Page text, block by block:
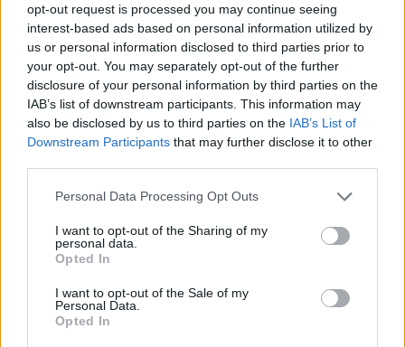
opt-out request is processed you may continue seeing
interest-based ads based on personal information utilized by
us or personal information disclosed to third parties prior to
your opt-out. You may separately opt-out of the further
disclosure of your personal information by third parties on the
IAB’s list of downstream participants. This information may
also be disclosed by us to third parties on the IAB’s List of
Downstream Participants that may further disclose it to other
Personal Data Processing Opt Outs
I want to opt-out of the Sharing of my
personal data.
Opted In
I want to opt-out of the Sale of my
Personal Data.
Opted In
στο Κίεβο για να στηρίξουν την Ουκρανία, όταν
κάποιοι εθνικοί ηγέτες τους αρνούνταν να το κάνουν.
Μέλος του συμφώνου θα μπορούσε να ήταν και η
Κωνσταντινούπολη, της οποίας ο δήμαρχος Εκρέμ
Ιμάμογλου,απείλησε τόσο τον Ερντογάν που
τελικά φυλακίστηκε.Το Σύμφωνο πλέον
περιλαμβάνει 32 ευρωπαϊκές πόλεις, με στόχο την
προστασία της δημοκρατίας και της ανοιχτής
κοινωνίας—και φυσικά την ανταλλαγή συμβουλών
για πολεοδομικά προβλήματα